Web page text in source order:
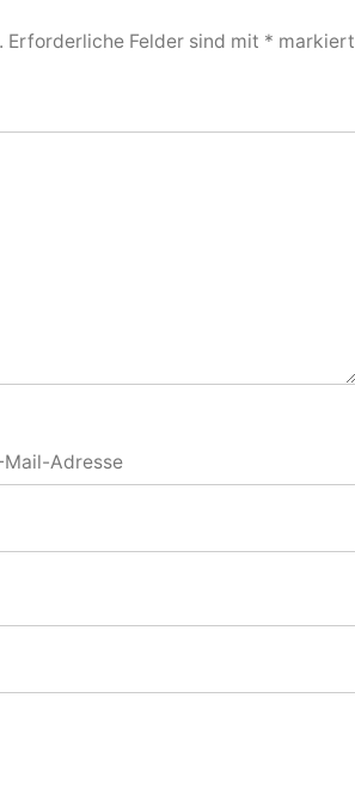
Erforderliche Felder sind mit * markiert
Mail-Adresse